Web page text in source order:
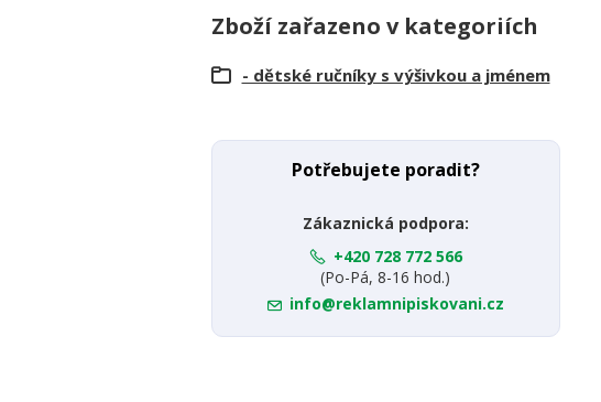
Zboží zařazeno v kategoriích
- dětské ručníky s výšivkou a jménem
Potřebujete poradit?
Zákaznická podpora:
+420 728 772 566
(Po-Pá, 8-16 hod.)
info@reklamnipiskovani.cz